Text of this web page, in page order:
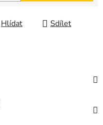
Hlídat Sdílet